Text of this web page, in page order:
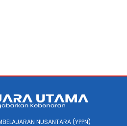
NUSANTARA (YPPN)